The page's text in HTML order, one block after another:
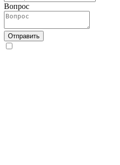
Вопрос
Отправить